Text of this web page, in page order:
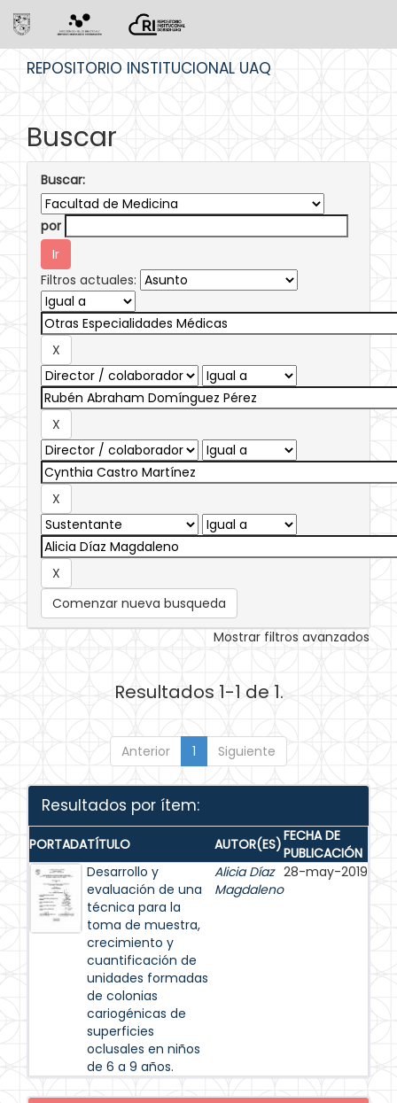
REPOSITORIO INSTITUCIONAL UAQ
Buscar
Buscar:
por
Filtros actuales:
Comenzar nueva busqueda
Mostrar filtros avanzados
Resultados 1-1 de 1.
Anterior 1 Siguiente
Resultados por ítem:
PORTADATÍTULO AUTOR(ES)FECHA DE
PUBLICACIÓN
Desarrollo y
evaluación de una
técnica para la
toma de muestra,
crecimiento y
cuantificación de
unidades formadas
de colonias
cariogénicas de
superficies
oclusales en niños
de 6 a 9 años.
Alicia Díaz
Magdaleno
28-may-2019